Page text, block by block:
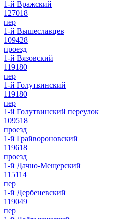
1-й Вражский
127018
пер
1-й Вышеславцев
109428
проезд
1-й Вязовский
119180
пер
1-й Голутвинский
119180
пер
1-й Голутвинский переулок
109518
проезд
1-й Грайвороновский
119618
проезд
1-й Дачно-Мещерский
115114
пер
1-й Дербеневский
119049
пер